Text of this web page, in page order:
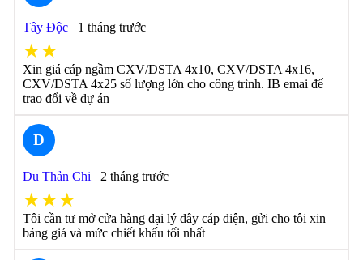
Tây Độc 1 tháng trước
★★
Xin giá cáp ngầm CXV/DSTA 4x10, CXV/DSTA 4x16,
CXV/DSTA 4x25 số lượng lớn cho công trình. IB emai để
trao đổi về dự án
D
Du Thản Chi 2 tháng trước
★★★
Tôi cần tư mở cửa hàng đại lý dây cáp điện, gửi cho tôi xin
bảng giá và mức chiết khấu tối nhất